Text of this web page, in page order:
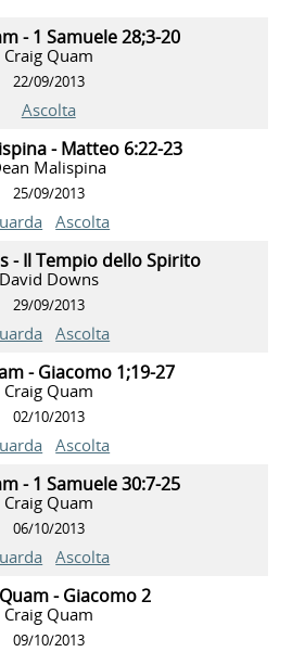
- 1 Samuele 28;3-20
Craig Quam
22/09/2013
Ascolta
- Matteo 6:22-23
Malispina
25/09/2013
Ascolta
- Il Tempio dello Spirito
David Downs
29/09/2013
Ascolta
- Giacomo 1;19-27
Craig Quam
02/10/2013
Ascolta
- 1 Samuele 30:7-25
Craig Quam
06/10/2013
Ascolta
- Giacomo 2
Craig Quam
09/10/2013